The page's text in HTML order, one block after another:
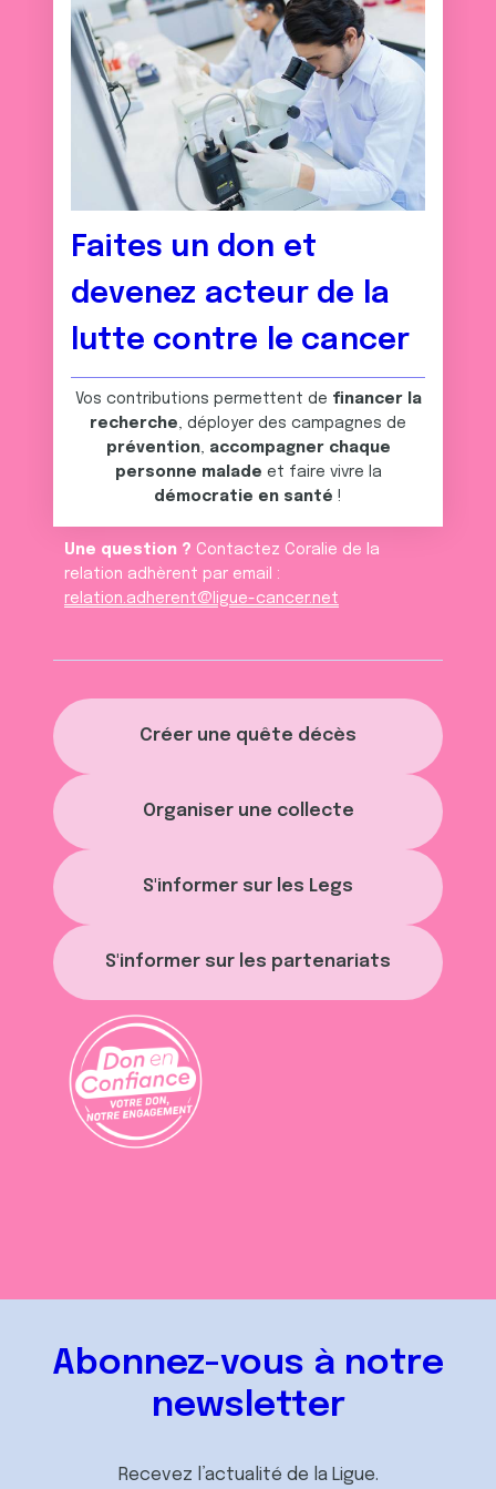
Créer une quête décès
Organiser une collecte
S'informer sur les Legs
S'informer sur les partenariats
Faites un don et
devenez acteur de la
lutte contre le cancer
Vos contributions permettent de financer la
recherche, déployer des campagnes de
prévention, accompagner chaque
personne malade et faire vivre la
démocratie en santé !
Une question ? Contactez Coralie de la
relation adhèrent par email :
relation.adherent@ligue-cancer.net
Abonnez-vous à notre
newsletter
Recevez l’actualité de la Ligue.